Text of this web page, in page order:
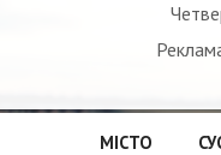
МІСТО